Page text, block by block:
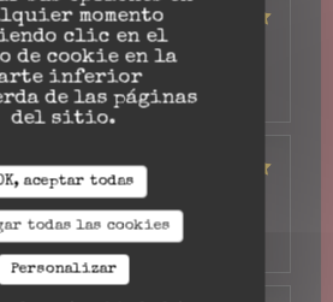
momento
clic en el
de cookie en la
inferior
de las páginas
del sitio.
aceptar todas
todas las cookies
Personalizar
- Invitados 2
: 4/5 Menú: 5/5
- Invitados 9
: 5/5 Menú: 5/5 Calidad /